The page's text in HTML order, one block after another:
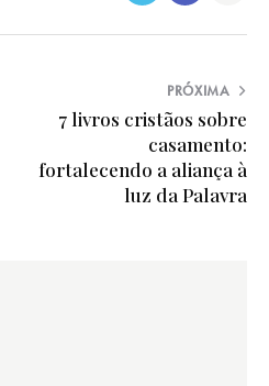
PRÓXIMA
7 livros cristãos sobre
casamento:
fortalecendo a aliança à
luz da Palavra